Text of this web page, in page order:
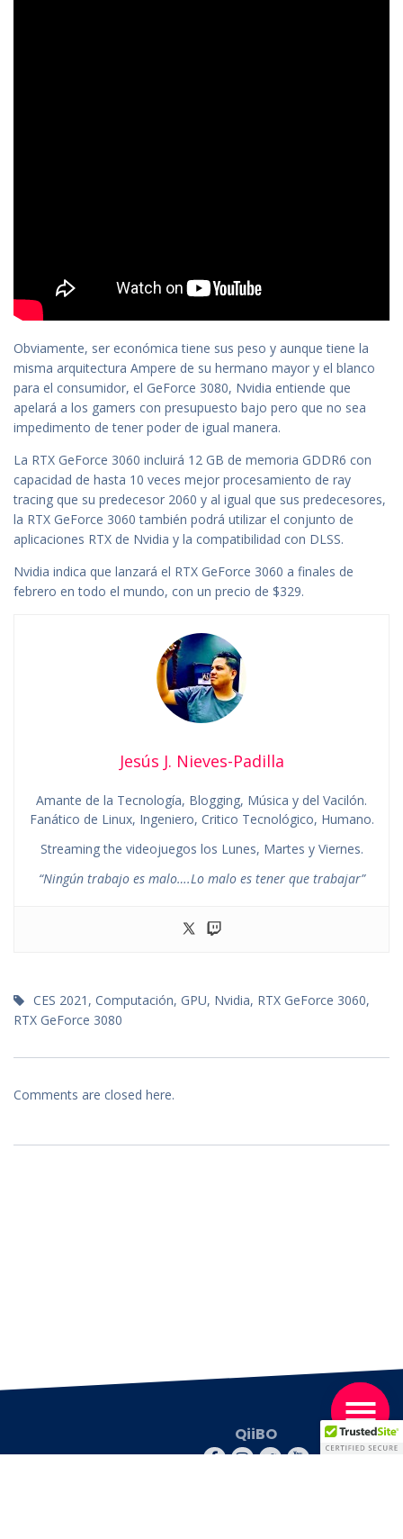
Obviamente, ser económica tiene sus peso y aunque tiene la
misma arquitectura Ampere de su hermano mayor y el blanco
para el consumidor, el GeForce 3080, Nvidia entiende que
apelará a los gamers con presupuesto bajo pero que no sea
impedimento de tener poder de igual manera.
La RTX GeForce 3060 incluirá 12 GB de memoria GDDR6 con
capacidad de hasta 10 veces mejor procesamiento de ray
tracing que su predecesor 2060 y al igual que sus predecesores,
la RTX GeForce 3060 también podrá utilizar el conjunto de
aplicaciones RTX de Nvidia y la compatibilidad con DLSS.
Nvidia indica que lanzará el RTX GeForce 3060 a finales de
febrero en todo el mundo, con un precio de $329.
Jesús J. Nieves-Padilla
Amante de la Tecnología, Blogging, Música y del Vacilón.
Fanático de Linux, Ingeniero, Critico Tecnológico, Humano.
Streaming the videojuegos los Lunes, Martes y Viernes.
“Ningún trabajo es malo….Lo malo es tener que trabajar”
CES 2021 , Computación, GPU, Nvidia, RTX GeForce 3060,
RTX GeForce 3080
Comments are closed here.
QiiBO